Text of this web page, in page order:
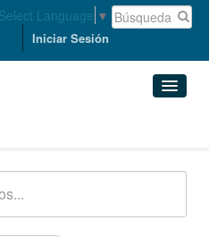
Select Language ▼
Iniciar Sesión